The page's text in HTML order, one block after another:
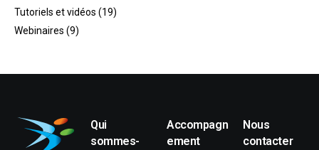
Tutoriels et vidéos (19)
Webinaires (9)
Qui
sommes-
Accompagn
ement
Nous
contacter